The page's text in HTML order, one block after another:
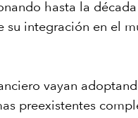
hasta la
integración en el
vayan
preexistentes